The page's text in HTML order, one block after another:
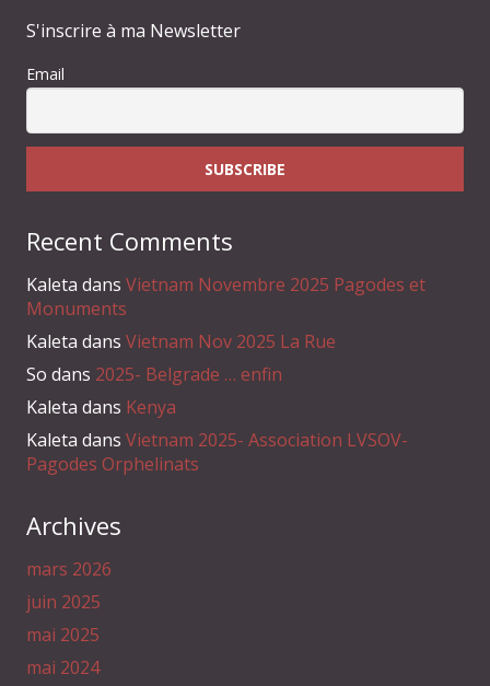
S'inscrire à ma Newsletter
Email
Recent Comments
Kaleta dans Vietnam Novembre 2025 Pagodes et
Monuments
Kaleta dans Vietnam Nov 2025 La Rue
So dans 2025- Belgrade … enfin
Kaleta dans Kenya
Kaleta dans Vietnam 2025- Association LVSOV-
Pagodes Orphelinats
Archives
mars 2026
juin 2025
mai 2025
mai 2024